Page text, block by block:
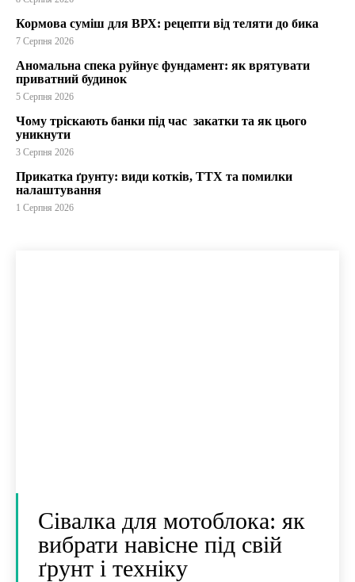
Кормова суміш для ВРХ: рецепти від теляти до бика
7 Серпня 2026
Аномальна спека руйнує фундамент: як врятувати
приватний будинок
5 Серпня 2026
Чому тріскають банки під час закатки та як цього
уникнути
3 Серпня 2026
Прикатка ґрунту: види котків, ТТХ та помилки
налаштування
1 Серпня 2026
Сівалка для мотоблока: як
вибрати навісне під свій
ґрунт і техніку